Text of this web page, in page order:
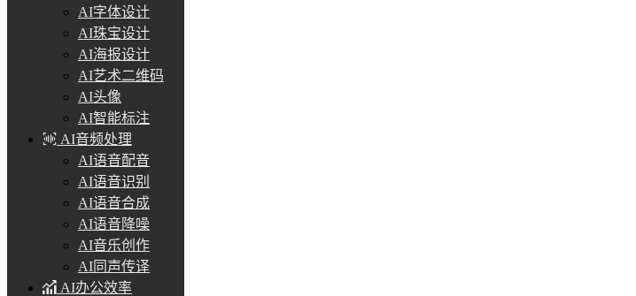
AI字体设计
AI珠宝设计
AI海报设计
AI艺术二维码
AI头像
AI智能标注
AI音频处理
AI语音配音
AI语音识别
AI语音合成
AI语音降噪
AI音乐创作
AI同声传译
AI办公效率